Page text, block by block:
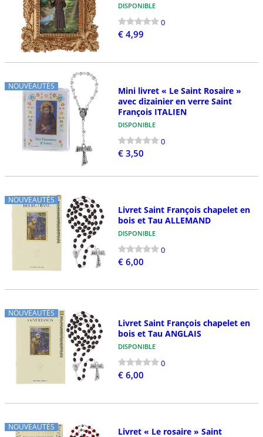
DISPONIBLE
0
€ 4,99
NOUVEAUTÉS
Mini livret « Le Saint Rosaire »
avec dizainier en verre Saint
François ITALIEN
DISPONIBLE
0
€ 3,50
NOUVEAUTÉS
Livret Saint François chapelet en
bois et Tau ALLEMAND
DISPONIBLE
0
€ 6,00
NOUVEAUTÉS
Livret Saint François chapelet en
bois et Tau ANGLAIS
DISPONIBLE
0
€ 6,00
NOUVEAUTÉS
Livret « Le rosaire » Saint